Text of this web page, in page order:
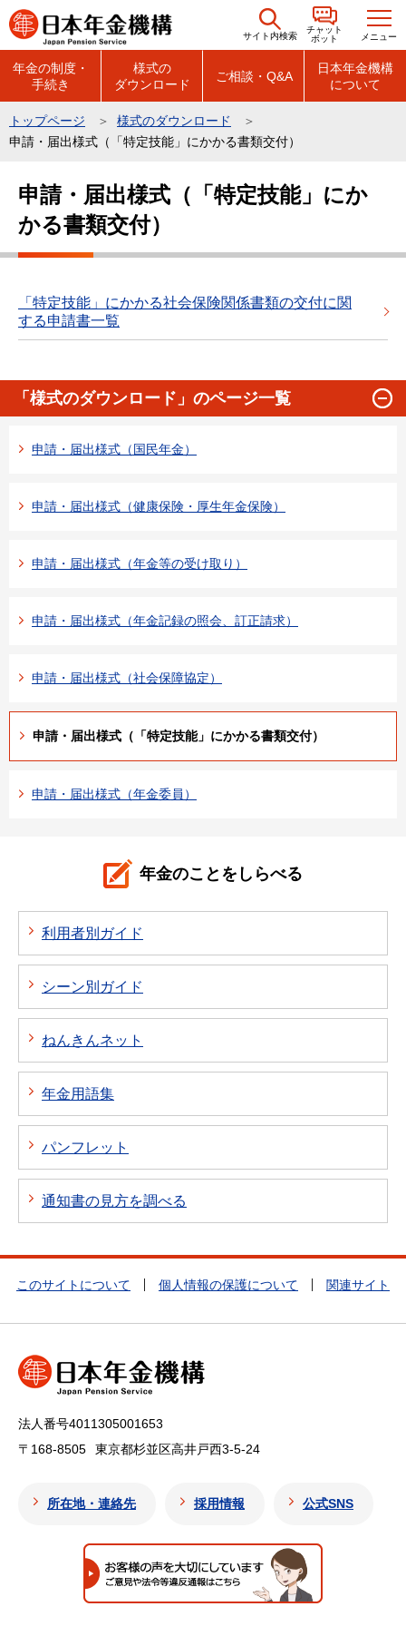
こ
の
の
サイト内検索
チャット
ボット
メニュー
年金の制度・
手続き
様式の
ダウンロード
ご相談・Q&A
日本年金機構
について
トップページ
様式のダウンロード
申請・届出様式（「特定技能」にかかる書類交付）
申請・届出様式（「特定技能」にか
かる書類交付）
「特定技能」にかかる社会保険関係書類の交付に関
する申請書一覧
「様式のダウンロード」のページ一覧
申請・届出様式（国民年金）
申請・届出様式（健康保険・厚生年金保険）
申請・届出様式（年金等の受け取り）
申請・届出様式（年金記録の照会、訂正請求）
申請・届出様式（社会保障協定）
申請・届出様式（「特定技能」にかかる書類交付）
申請・届出様式（年金委員）
年金のことをしらべる
利用者別ガイド
シーン別ガイド
ねんきんネット
年金用語集
パンフレット
通知書の見方を調べる
このサイトについて 個人情報の保護について 関連サイト
法人番号4011305001653
〒168-8505
東京都杉並区高井戸西3-5-24
所在地・連絡先 採用情報 公式SNS